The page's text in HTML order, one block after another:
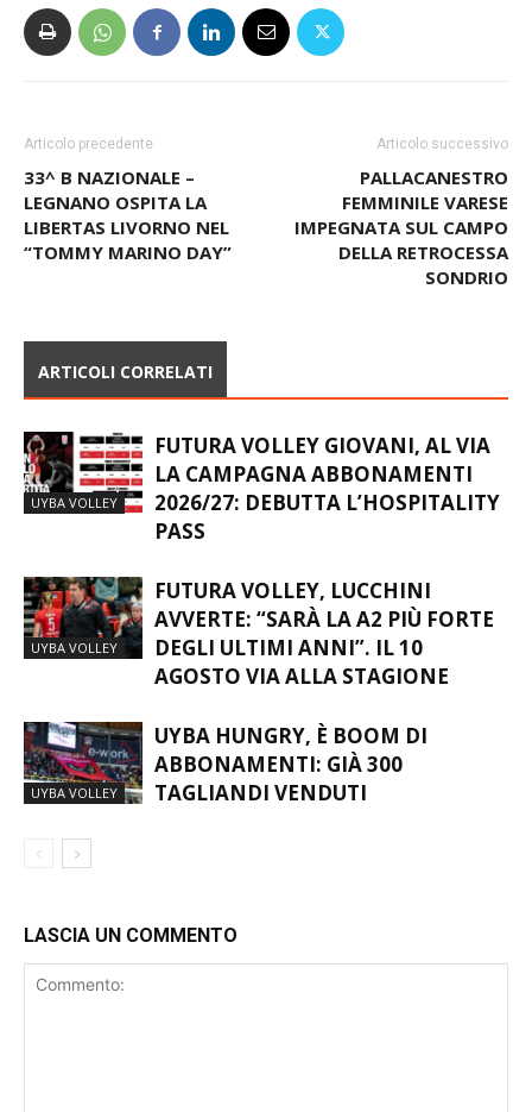
Articolo precedente
33^ B NAZIONALE –
LEGNANO OSPITA LA
LIBERTAS LIVORNO NEL
“TOMMY MARINO DAY”
Articolo successivo
PALLACANESTRO
FEMMINILE VARESE
IMPEGNATA SUL CAMPO
DELLA RETROCESSA
SONDRIO
ARTICOLI CORRELATI
UYBA VOLLEY
FUTURA VOLLEY GIOVANI, AL VIA
LA CAMPAGNA ABBONAMENTI
2026/27: DEBUTTA L’HOSPITALITY
PASS
UYBA VOLLEY
FUTURA VOLLEY, LUCCHINI
AVVERTE: “SARÀ LA A2 PIÙ FORTE
DEGLI ULTIMI ANNI”. IL 10
AGOSTO VIA ALLA STAGIONE
UYBA VOLLEY
UYBA HUNGRY, È BOOM DI
ABBONAMENTI: GIÀ 300
TAGLIANDI VENDUTI
LASCIA UN COMMENTO